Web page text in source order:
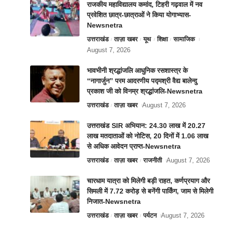
राजकीय महाविद्यालय कमांद, टिहरी गढ़वाल में नव
प्रवेशित छात्र-छात्राओं ने किया योगाभ्यास-
Newsnetra
उत्तराखंड ताज़ा खबर यूथ शिक्षा
सामाजिक
August 7, 2026
भावभीनी श्रद्धांजलि आधुनिक रसशास्त्र के
“नागार्जुन” परम आदरणीय पद्मश्री वैद्य बालेन्दु
प्रकाश जी को विनम्र श्रद्धांजलि-Newsnetra
उत्तराखंड ताज़ा खबर August 7, 2026
उत्तराखंड SIR अभियान: 24.30 लाख में 20.27
लाख मतदाताओं को नोटिस, 20 दिनों में 1.06 लाख
से अधिक आवेदन प्राप्त-Newsnetra
उत्तराखंड ताज़ा खबर राजनीती August 7, 2026
चारधाम यात्रा को मिलेगी बड़ी राहत, कर्णप्रयाग और
सिमली में 7.72 करोड़ से बनेंगी पार्किंग, जाम से मिलेगी
निजात-Newsnetra
उत्तराखंड ताज़ा खबर पर्यटन August 7, 2026